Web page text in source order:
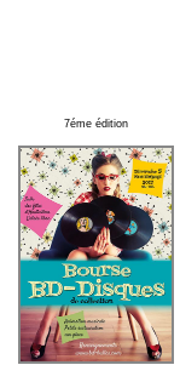
7éme édition